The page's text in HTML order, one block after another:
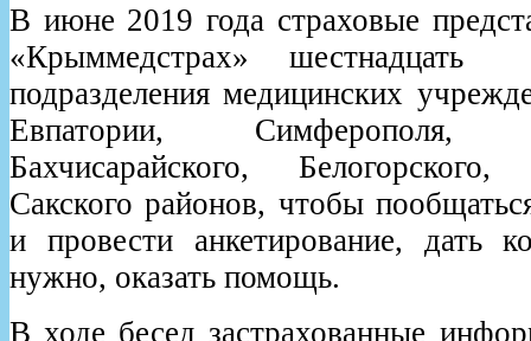
В июне 2019 года страховые
«Крыммедстрах»
подразделения медицинских
Евпатории, Симферополя,
Бахчисарайского,
Сакского районов, чтобы
и провести анкетирование, дать
нужно, оказать помощь.
В ходе бесед застрахованные